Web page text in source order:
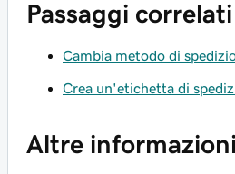
Passaggi correlati
Cambia metodo di
Crea un'etichetta di
Altre informazioni